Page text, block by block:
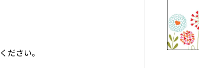
ださい。